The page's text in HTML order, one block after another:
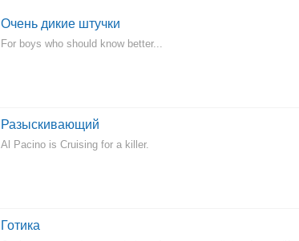
Очень дикие штучки
For boys who should know better...
Разыскивающий
Al Pacino is Cruising for a killer.
Готика